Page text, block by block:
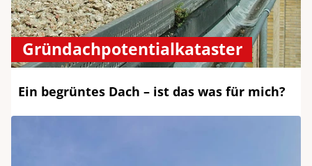
Gründachpotentialkataster
Ein begrüntes Dach – ist das was für mich?